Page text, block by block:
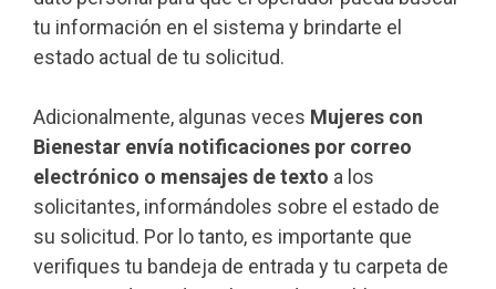
tu información en el sistema y brindarte el
estado actual de tu solicitud.
Adicionalmente, algunas veces Mujeres con
Bienestar envía notificaciones por correo
electrónico o mensajes de texto a los
solicitantes, informándoles sobre el estado de
su solicitud. Por lo tanto, es importante que
verifiques tu bandeja de entrada y tu carpeta de